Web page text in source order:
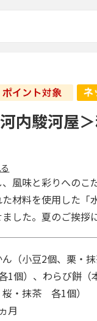
内駿河屋
風味と彩りへのこ
材料を使用した「
した。夏のご挨拶
（小豆2個、栗・
1個）、わらび餅
・抹茶 各1個）
月